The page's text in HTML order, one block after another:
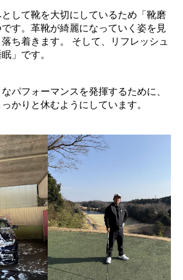
して靴を大切にしているため「靴磨
す。革靴が綺麗になっていく姿を見
ち着きます。 そして、リフレッシュ
」です。
パフォーマンスを発揮するために、
かりと休むようにしています。